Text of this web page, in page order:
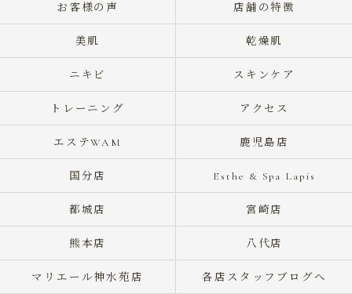
お客様の声 店舗の特徴
美肌 乾燥肌
ニキビ スキンケア
トレーニング アクセス
エステWAM 鹿児島店
国分店 Esthe & Spa Lapis
都城店 宮崎店
熊本店 八代店
マリエール神水苑店 各店スタッフブログへ